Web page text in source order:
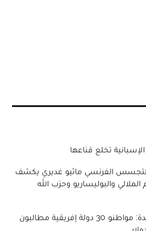
تخلع قناعها
الفرنسي ماثيو غديري يكشف
والبوليساريو وحزب الله
تأشيرة الدخول للولايات المتحدة: مواطنو 30 دولة إفريقية مطالبون